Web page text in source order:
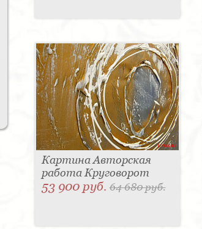
Картина Авторская
работа Круговорот
53 900 руб.64 680 руб.